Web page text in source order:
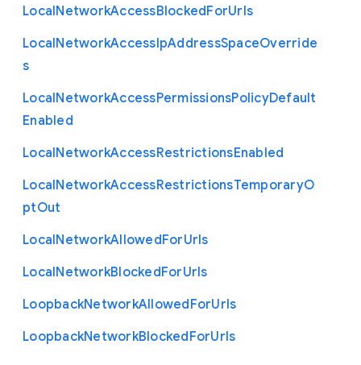
LocalNetworkAccessBlockedForUrls
LocalNetworkAccessIpAddressSpaceOverride
s
LocalNetworkAccessPermissionsPolicyDefault
Enabled
LocalNetworkAccessRestrictionsEnabled
LocalNetworkAccessRestrictionsTemporaryO
ptOut
LocalNetworkAllowedForUrls
LocalNetworkBlockedForUrls
LoopbackNetworkAllowedForUrls
LoopbackNetworkBlockedForUrls